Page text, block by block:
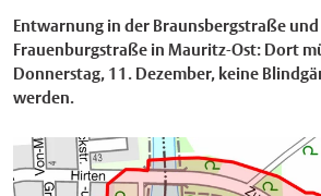
Entwarnung in der Braunsbergstraße
Frauenburgstraße in Mauritz-Ost: Dort
Donnerstag, 11. Dezember, keine
werden.